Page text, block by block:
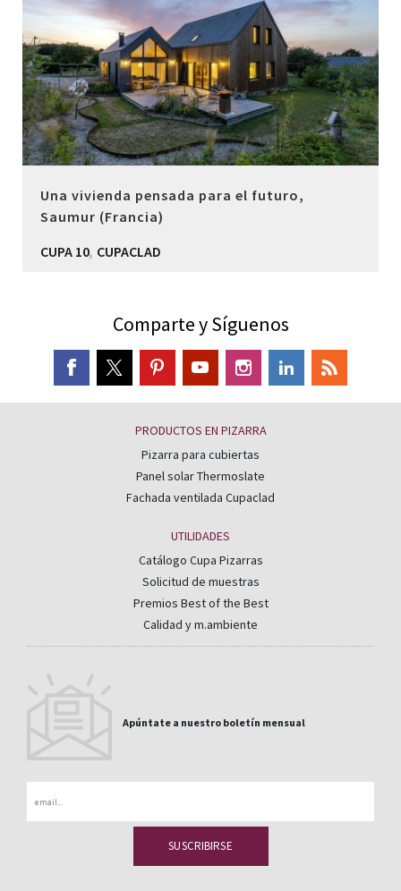
Una vivienda pensada para el futuro,
Saumur (Francia)
CUPA 10, CUPACLAD
Comparte y Síguenos
PRODUCTOS EN PIZARRA
Pizarra para cubiertas
Panel solar Thermoslate
Fachada ventilada Cupaclad
UTILIDADES
Catálogo Cupa Pizarras
Solicitud de muestras
Premios Best of the Best
Calidad y m.ambiente
Apúntate a nuestro boletín mensual